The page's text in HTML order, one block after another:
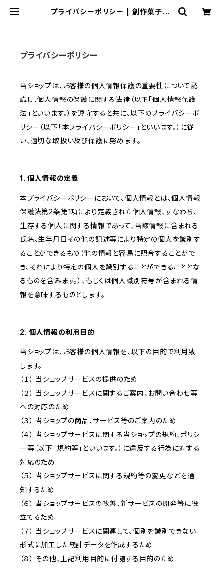
プライバシーポリシー | 創作菓子工
プライバシーポリシー
当ショップは、お客様の個人情報保護の重要性について認
識し、個人情報の保護に関する法律（以下「個人情報保護
法」といいます。）を遵守すると共に、以下のプライバシーポ
リシー（以下「本プライバシーポリシー」といいます。）に従
い、適切な取扱い及び保護に努めます。
1. 個人情報の定義
本プライバシーポリシーにおいて、個人情報とは、個人情報
保護法第2条第1項により定義された個人情報、すなわち、
生存する個人に関する情報であって、当該情報に含まれる
氏名、生年月日その他の記述等により特定の個人を識別す
ることができるもの（他の情報と容易に照合することがで
き、それにより特定の個人を識別することができることとな
るものを含みます。）、もしくは個人識別符号が含まれる情
報を意味するものとします。
2. 個人情報の利用目的
当ショップは、お客様の個人情報を、以下の目的で利用致
します。
（１） 当ショップサービスの提供のため
（２） 当ショップサービスに関するご案内、お問い合わせ等
への対応のため
（３） 当ショップの商品、サービス等のご案内のため
（４） 当ショップサービスに関する当ショップの規約、ポリシ
ー等（以下「規約等」といいます。）に違反する行為に対する
対応のため
（５） 当ショップサービスに関する規約等の変更などを通
知するため
（６） 当ショップサービスの改善、新サービスの開発等に役
立てるため
（７） 当ショップサービスに関連して、個別を識別できない
形式に加工した統計データを作成するため
（８） その他、上記利用目的に付随する目的のため